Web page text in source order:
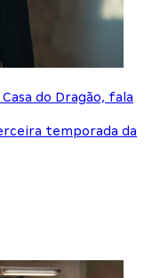
do Dragão, fala
temporada da